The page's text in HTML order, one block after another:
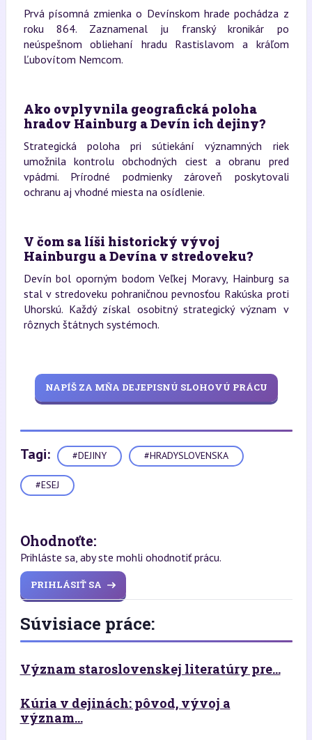
Prvá písomná zmienka o Devínskom hrade pochádza z
roku 864. Zaznamenal ju franský kronikár po
neúspešnom obliehaní hradu Rastislavom a kráľom
Ľubovítom Nemcom.
Ako ovplyvnila geografická poloha
hradov Hainburg a Devín ich dejiny?
Strategická poloha pri sútiekání významných riek
umožnila kontrolu obchodných ciest a obranu pred
vpádmi. Prírodné podmienky zároveň poskytovali
ochranu aj vhodné miesta na osídlenie.
V čom sa líši historický vývoj
Hainburgu a Devína v stredoveku?
Devín bol oporným bodom Veľkej Moravy, Hainburg sa
stal v stredoveku pohraničnou pevnosťou Rakúska proti
Uhorskú. Každý získal osobitný strategický význam v
rôznych štátnych systémoch.
NAPÍŠ ZA MŇA DEJEPISNÚ SLOHOVÚ PRÁCU
Tagi: #DEJINY #HRADYSLOVENSKA
#ESEJ
Ohodnoťte:
Prihláste sa, aby ste mohli ohodnotiť prácu.
PRIHLÁSIŤ SA
Súvisiace práce:
Význam staroslovenskej literatúry pre...
Kúria v dejinách: pôvod, vývoj a
význam...